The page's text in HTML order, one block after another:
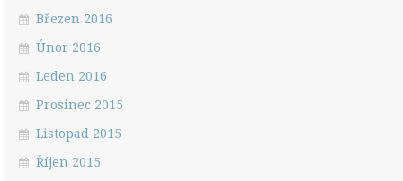
Březen 2016
Únor 2016
Leden 2016
Prosinec 2015
Listopad 2015
Říjen 2015